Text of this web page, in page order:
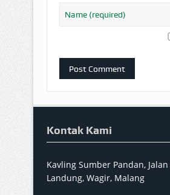
Kontak Kami
Kavling Sumber Pandan,
Landung, Wagir, Malang